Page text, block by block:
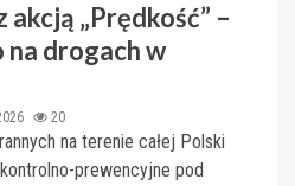
„Prędkość” –
drogach w
20
na terenie całej Polski
prewencyjne pod